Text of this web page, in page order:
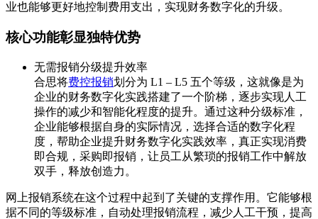
业也能够更好地控制费用支出，实现财务数字化的升级。
核心功能彰显独特优势
无需报销分级提升效率
合思将费控报销划分为 L1 – L5 五个等级，这就像是为
企业的财务数字化实践搭建了一个阶梯，逐步实现人工
操作的减少和智能化程度的提升。通过这种分级标准，
企业能够根据自身的实际情况，选择合适的数字化程
度，帮助企业提升财务数字化实践效率，真正实现消费
即合规，采购即报销，让员工从繁琐的报销工作中解放
双手，释放创造力。
网上报销系统在这个过程中起到了关键的支撑作用。它能够根
据不同的等级标准，自动处理报销流程，减少人工干预，提高